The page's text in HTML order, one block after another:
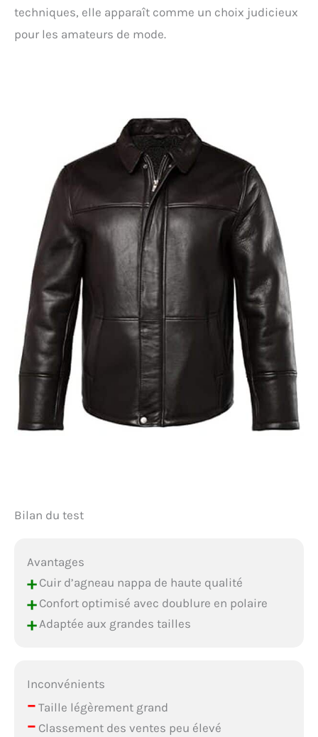
techniques, elle apparaît comme un choix judicieux
pour les amateurs de mode.
Bilan du test
Avantages
+Cuir d’agneau nappa de haute qualité
+Confort optimisé avec doublure en polaire
+Adaptée aux grandes tailles
Inconvénients
–Taille légèrement grand
–Classement des ventes peu élevé